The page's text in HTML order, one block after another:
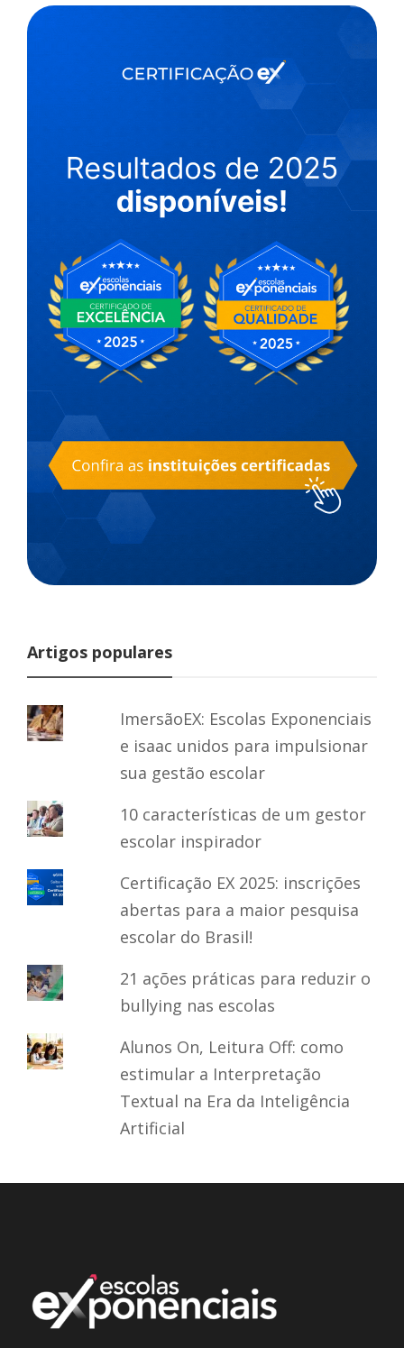
Artigos populares
ImersãoEX: Escolas Exponenciais
e isaac unidos para impulsionar
sua gestão escolar
10 características de um gestor
escolar inspirador
Certificação EX 2025: inscrições
abertas para a maior pesquisa
escolar do Brasil!
21 ações práticas para reduzir o
bullying nas escolas
Alunos On, Leitura Off: como
estimular a Interpretação
Textual na Era da Inteligência
Artificial